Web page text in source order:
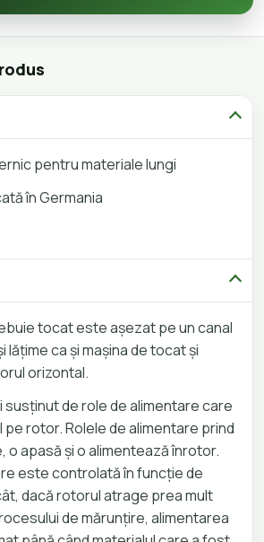
pentru materiale lungi
în Germania
tocat este așezat pe un canal
lățime ca și mașina de tocat și
orizontal.
susținut de role de alimentare care
rotor. Rolele de alimentare prind
o apasă și o alimentează înrotor.
este controlată în funcție de
dacă rotorul atrage prea mult
de mărunțire, alimentarea